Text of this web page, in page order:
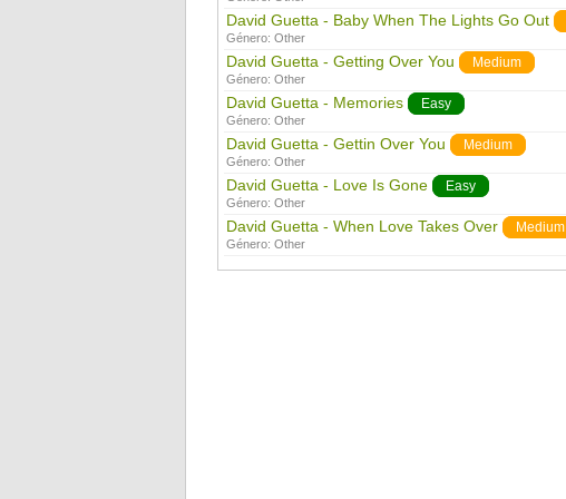
David Guetta - Baby When The Lights Go Out
Género: Other
David Guetta - Getting Over You Medium
Género: Other
David Guetta - Memories Easy
Género: Other
David Guetta - Gettin Over You Medium
Género: Other
David Guetta - Love Is Gone Easy
Género: Other
David Guetta - When Love Takes Over Medium
Género: Other